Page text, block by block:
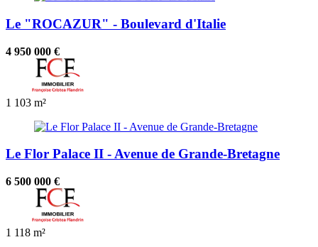
Le "ROCAZUR" - Boulevard d'Italie
4 950 000 €
1 103 m²
Le Flor Palace II - Avenue de Grande-Bretagne
6 500 000 €
1 118 m²